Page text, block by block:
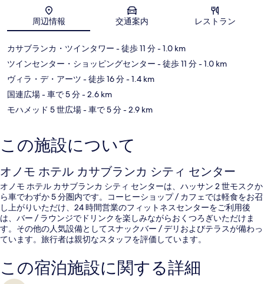
地図
周辺情報 交通案内 レストラン
カサブランカ・ツインタワー - 徒歩 11 分- 1.0 km
ツインセンター・ショッピングセンター - 徒歩 11 分- 1.0 km
ヴィラ・デ・アーツ - 徒歩 16 分- 1.4 km
国連広場- 車で 5 分- 2.6 km
モハメッド 5 世広場- 車で 5 分- 2.9 km
この施設について
オノモ ホテル カサブランカ シティ センター
オノモ ホテル カサブランカ シティ センターは、ハッサン 2 世モスクか
ら車でわずか 5 分圏内です。コーヒーショップ / カフェでは軽食をお召
し上がりいただけ、24 時間営業のフィットネスセンターをご利用後
は、バー / ラウンジでドリンクを楽しみながらおくつろぎいただけま
す。その他の人気設備としてスナックバー / デリおよびテラスが備わっ
ています。旅行者は親切なスタッフを評価しています。
この宿泊施設に関する詳細